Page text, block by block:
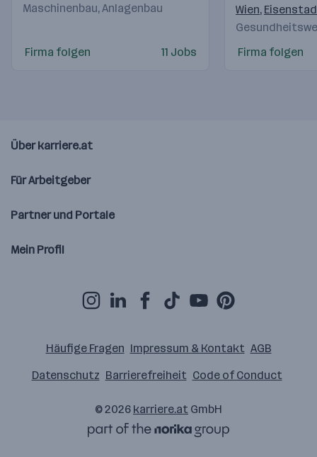
Maschinenbau, Anlagenbau
Firma folgen 11 Jobs
Wien,
Firma folgen
Über karriere.at
Für Arbeitgeber
Partner und Portale
Mein Profil
Häufige Fragen Impressum & Kontakt AGB
Datenschutz Barrierefreiheit Code of Conduct
© 2026 karriere.at GmbH